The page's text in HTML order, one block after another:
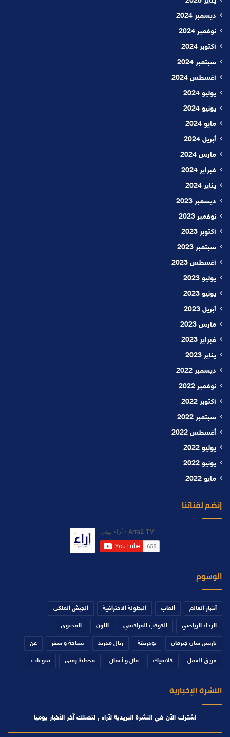
ديسمبر 2024
نوفمبر 2024
أكتوبر 2024
سبتمبر 2024
أغسطس 2024
يوليو 2024
يونيو 2024
مايو 2024
أبريل 2024
مارس 2024
فبراير 2024
يناير 2024
ديسمبر 2023
نوفمبر 2023
أكتوبر 2023
سبتمبر 2023
أغسطس 2023
يوليو 2023
يونيو 2023
أبريل 2023
مارس 2023
فبراير 2023
يناير 2023
ديسمبر 2022
نوفمبر 2022
أكتوبر 2022
سبتمبر 2022
أغسطس 2022
يوليو 2022
يونيو 2022
مايو 2022
إنضم لقناتنا
الوسوم
أخبار العالم ألعاب البطولة الاحترافية الجيش الملكي
الرجاء الرياضي الكوكب المراكشي اللون المحتوى
باريس سان جيرمان بودريقة ريال مدريد سياحة و سفر عن
فريق العمل كلاسيك مال و أعمال مخطط زمني منوعات
النشرة الإخبارية
اشترك الآن في النشرة البريدية لآراء , لتصلك آخر الأخبار يوميا